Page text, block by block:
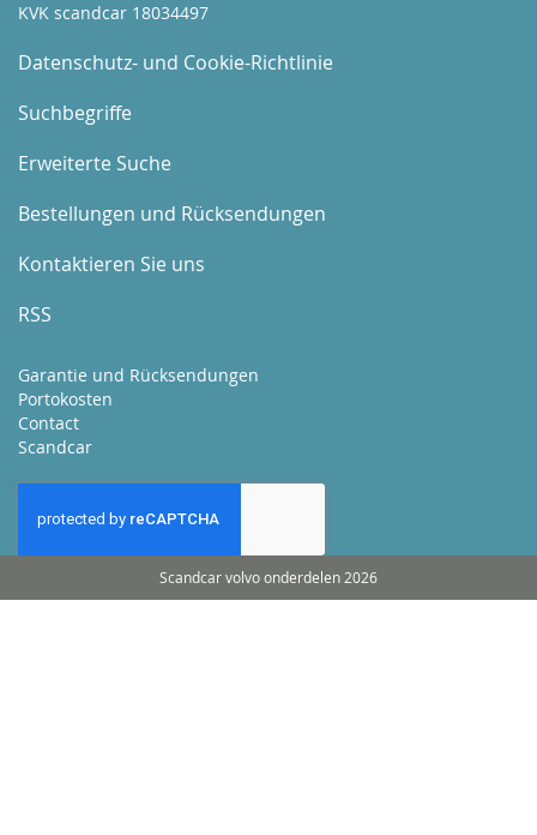
KVK scandcar 18034497
Datenschutz- und Cookie-Richtlinie
Suchbegriffe
Erweiterte Suche
Bestellungen und Rücksendungen
Kontaktieren Sie uns
RSS
Garantie und Rücksendungen
Portokosten
Contact
Scandcar
Scandcar volvo onderdelen 2026